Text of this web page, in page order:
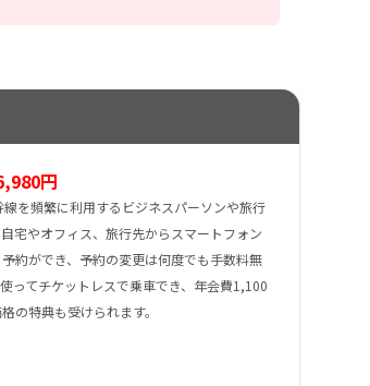
円
線を頻繁に利用するビジネスパーソンや旅行
宅やオフィス、旅行先からスマートフォン
約ができ、予約の変更は何度でも手数料無
ってチケットレスで乗車でき、年会費1,100
の特典も受けられます。